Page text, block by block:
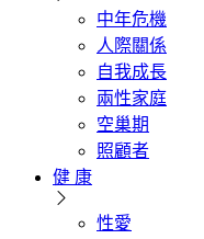
中年危機
人際關係
自我成長
兩性家庭
空巢期
照顧者
健 康
性愛